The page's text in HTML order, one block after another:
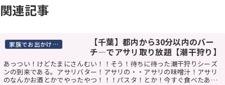
関連記事
家族でお出かけスポット
【千葉】都内から30分以内のバー
チ―でアサリ取り放題【潮干狩り】
あっつい！けどたまにさんむい！！そう！待ちに待った潮干狩りシーズ
ンの到来である。アサリバター！アサリの・・アサリの味噌汁！アサリ
のなんかお酒とかでやったやつ！！！パスタ！とか！今すぐ食べたああ